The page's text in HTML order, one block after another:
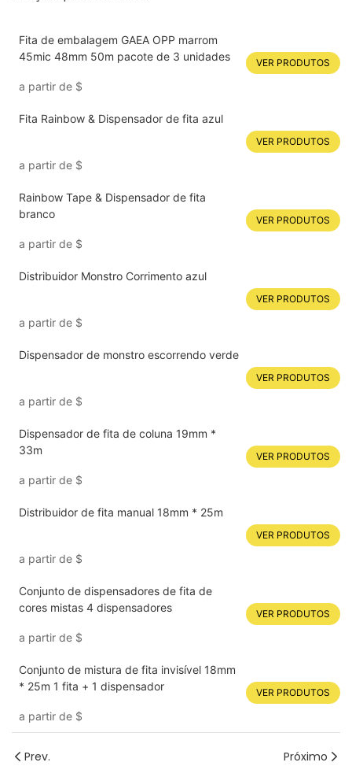
Fita de embalagem GAEA OPP marrom
45mic 48mm 50m pacote de 3 unidades
a partir de $
VER PRODUTOS
Fita Rainbow & Dispensador de fita azul
a partir de $
VER PRODUTOS
Rainbow Tape & Dispensador de fita
branco
a partir de $
VER PRODUTOS
Distribuidor Monstro Corrimento azul
a partir de $
VER PRODUTOS
Dispensador de monstro escorrendo verde
a partir de $
VER PRODUTOS
Dispensador de fita de coluna 19mm *
33m
a partir de $
VER PRODUTOS
Distribuidor de fita manual 18mm * 25m
a partir de $
VER PRODUTOS
Conjunto de dispensadores de fita de
cores mistas 4 dispensadores
a partir de $
VER PRODUTOS
Conjunto de mistura de fita invisível 18mm
* 25m 1 fita + 1 dispensador
a partir de $
VER PRODUTOS
Prev. Próximo